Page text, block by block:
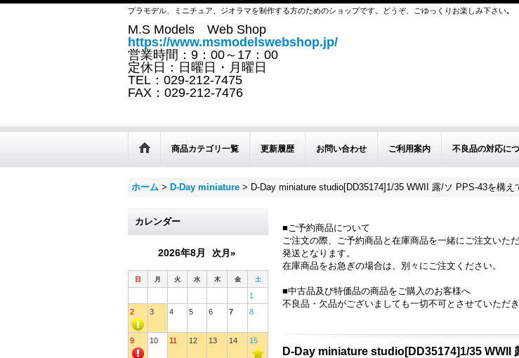
プラモデル、ミニチュア、ジオラマを制作する方のためのショップです。どうぞ、ごゆっくりお楽しみ下さい｡
M.S Models Web Shop
https://www.msmodelswebshop.jp/
営業時間：9：00～17：00
定休日：日曜日・月曜日
TEL：029-212-7475
FAX：029-212-7476
商品カテゴリ一覧 更新履歴 お問い合わせ ご利用案内 不良品の対応に
ホーム > D-Day miniature > D-Day miniature studio[DD35174]1/35 WWII 露/ソ PPS-43を構
カレンダー
2026年8月 次月»
日 月 火 水 木 金 土
1
2
3 4 5 6 7 8
9 10 11 12 13 14 15
■ご予約商品について
ご注文の際、ご予約商品と在庫商品を一緒にご注文いた
発送となります。
在庫商品をお急ぎの場合は、別々にご注文ください。
■中古品及び特価品の商品をご購入のお客様へ
不良品・欠品がございましても一切不可とさせていただ
D-Day miniature studio[DD35174]1/35 WWII